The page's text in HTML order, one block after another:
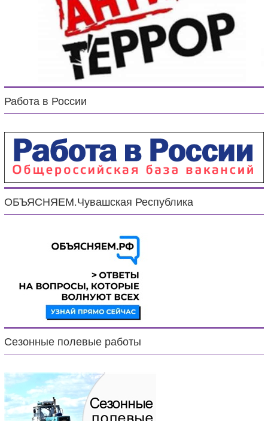
Работа в России
ОБЪЯСНЯЕМ.Чувашская Республика
Сезонные полевые работы